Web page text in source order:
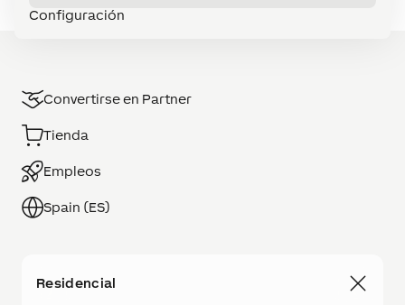
Configuración
Convertirse en Partner
Tienda
Empleos
Spain (ES)
Residencial